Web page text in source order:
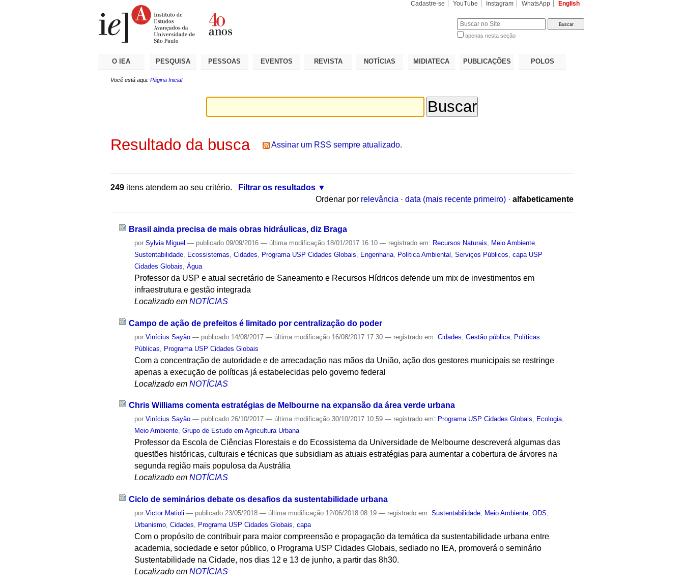
Cadastre-se YouTube Instagram WhatsApp English
apenas nesta seção
O IEA PESQUISA PESSOAS EVENTOS REVISTA NOTÍCIAS MIDIATECA PUBLICAÇÕES POLOS
Você está aqui: Página Inicial
Resultado da busca Assinar um RSS sempre atualizado.
249 itens atendem ao seu critério.
Filtrar os resultados
Ordenar por relevância · data (mais recente primeiro) · alfabeticamente
Brasil ainda precisa de mais obras hidráulicas, diz Braga
porSylvia Miguel — publicado 09/09/2016— última modificação 18/01/2017 16:10— registrado em: Recursos Naturais Meio Ambiente
Sustentabilidade
Ecossistemas ,Cidades Programa USP Cidades Globais Engenharia Política Ambiental ,Serviços Públicos ,capa USP
Cidades Globais ,Água
Professor da USP e atual secretário de Saneamento e Recursos Hídricos defende um mix de investimentos em
infraestrutura e gestão integrada
Localizado em NOTÍCIAS
Campo de ação de prefeitos é limitado por centralização do poder
porVinícius Sayão — publicado 14/08/2017— última modificação 16/08/2017 17:30— registrado em:Cidades ,Gestão pública Políticas
Públicas
Programa USP Cidades Globais
Com a concentração de autoridade e de arrecadação nas mãos da União, ação dos gestores municipais se restringe
apenas a execução de políticas já estabelecidas pelo governo federal
Localizado em NOTÍCIAS
Chris Williams comenta estratégias de Melbourne na expansão da área verde urbana
porVinícius Sayão — publicado 26/10/2017— última modificação 30/10/2017 10:59— registrado em: Programa USP Cidades Globais, Ecologia,
Meio Ambiente,Grupo de Estudo em Agricultura Urbana
Professor da Escola de Ciências Florestais e do Ecossistema da Universidade de Melbourne descreverá algumas das
questões históricas, culturais e técnicas que subsidiam as atuais estratégias para aumentar a cobertura de árvores na
segunda região mais populosa da Austrália
Localizado em NOTÍCIAS
Ciclo de seminários debate os desafios da sustentabilidade urbana
porVictor Matioli — publicado 23/05/2018— última modificação 12/06/2018 08:19— registrado em:Sustentabilidade, Meio Ambiente,ODS,
Urbanismo,Cidades, Programa USP Cidades Globais,capa
Com o propósito de contribuir para maior compreensão e propagação da temática da sustentabilidade urbana entre
academia, sociedade e setor público, o Programa USP Cidades Globais, sediado no IEA, promoverá o seminário
Sustentabilidade na Cidade, nos dias 12 e 13 de junho, a partir das 8h30.
Localizado em NOTÍCIAS